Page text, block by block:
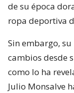
de su época
ropa deportiva
Sin embargo,
cambios desde
como lo ha
Julio Monsalve